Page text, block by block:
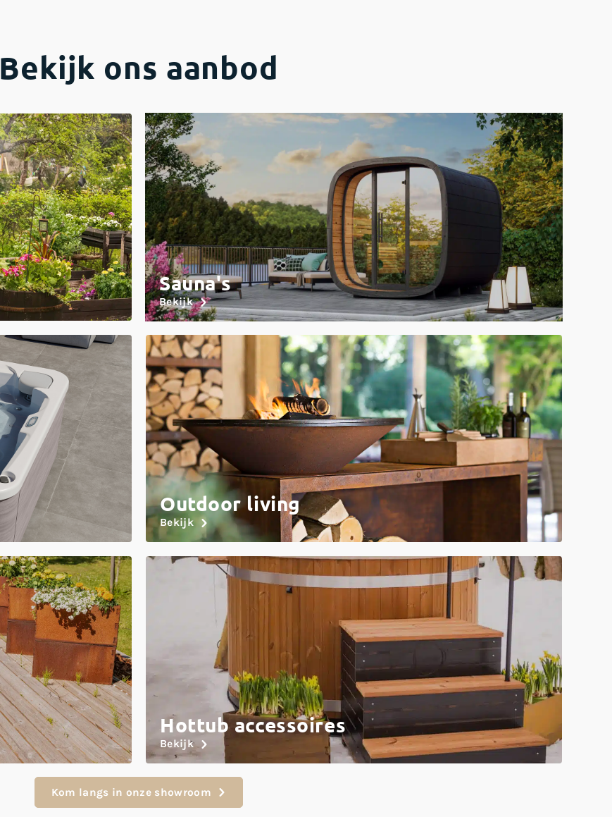
Bekijk ons aanbod
Sauna's
Bekijk
Outdoor living
Bekijk
Hottub accessoires
Bekijk
Kom langs in onze showroom